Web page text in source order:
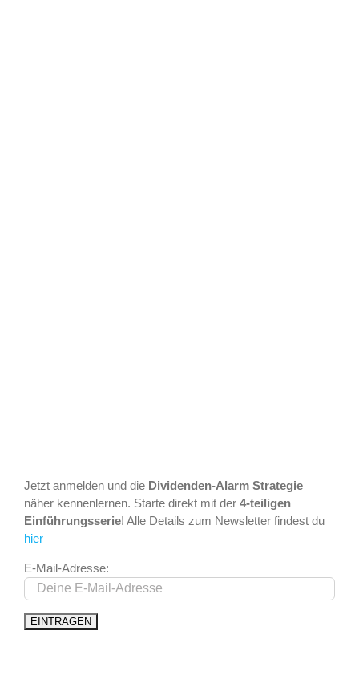
Jetzt anmelden und die Dividenden-Alarm Strategie
näher kennenlernen. Starte direkt mit der 4-teiligen
Einführungsserie! Alle Details zum Newsletter findest du
hier
E-Mail-Adresse: